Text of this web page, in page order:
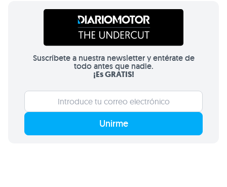
Suscríbete a nuestra newsletter y entérate de
todo antes que nadie.
¡Es GRATIS!
Unirme